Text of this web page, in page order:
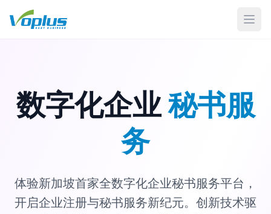
打开
数字化企业秘书服
务
体验新加坡首家全数字化企业秘书服务平台，
开启企业注册与秘书服务新纪元。创新技术驱